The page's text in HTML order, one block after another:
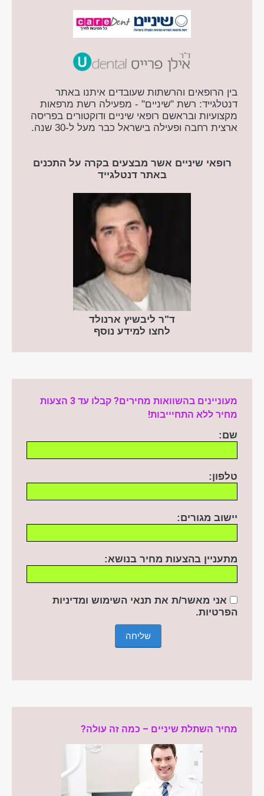
בין הרופאים והרשתות שעובדים איתנו באתר
דנטלגייד: רשת "שיניים" - מפעילה רשת מרפאות
מקצועיות ובראשם רופאי שיניים ודוקטורים בפריסה
ארצית רחבה ופעילה בישראל כבר מעל ל-30 שנה.
רופאי שיניים אשר מבצעים בקרה על התכנים
באתר דנטלגייד
ד"ר ליבשיץ ארנולד
לחצו למידע נוסף
מעוניינים בהשוואות מחירים? קבלו עד 3 הצעות
מחיר ללא התחיייבות!
שם:
טלפון:
יישוב מגורים:
מתעניין בהצעות מחיר בנושא:
אני מאשר/ת את תנאי השימוש ומדיניות
הפרטיות.
מחיר השתלת שיניים – כמה זה עולה?